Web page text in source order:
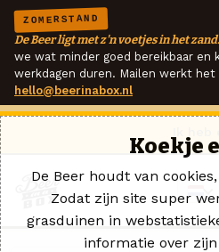
ZOMERSTAND
De Beer ligt met z'n voetjes in het zand.
we wat minder goed bereikbaar en
werkdagen duren. Mailen werkt het
hello@beerinabox.nl
Koekje
De Beer houdt van
Zodat zijn site super
grasduinen in
informatie over